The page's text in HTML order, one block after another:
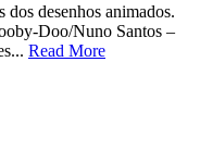
desenhos animados.
Doo/Nuno Santos –
Read More